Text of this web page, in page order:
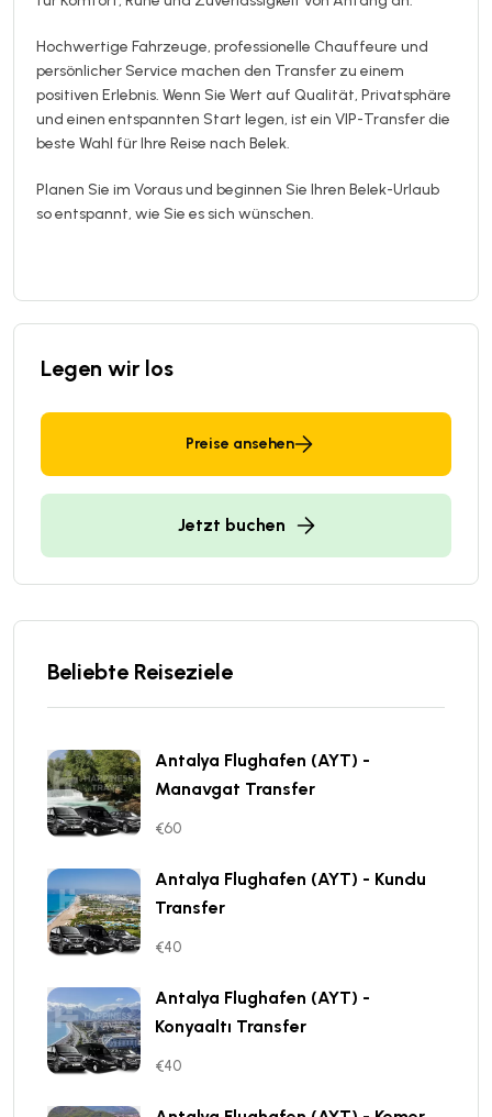
Hochwertige Fahrzeuge, professionelle Chauffeure und
persönlicher Service machen den Transfer zu einem
positiven Erlebnis. Wenn Sie Wert auf Qualität, Privatsphäre
und einen entspannten Start legen, ist ein VIP-Transfer die
beste Wahl für Ihre Reise nach Belek.
Planen Sie im Voraus und beginnen Sie Ihren Belek-Urlaub
so entspannt, wie Sie es sich wünschen.
Legen wir los
Preise ansehen
Jetzt buchen
Beliebte Reiseziele
Antalya Flughafen (AYT) -
Manavgat Transfer
€60
Antalya Flughafen (AYT) - Kundu
Transfer
€40
Antalya Flughafen (AYT) -
Konyaaltı Transfer
€40